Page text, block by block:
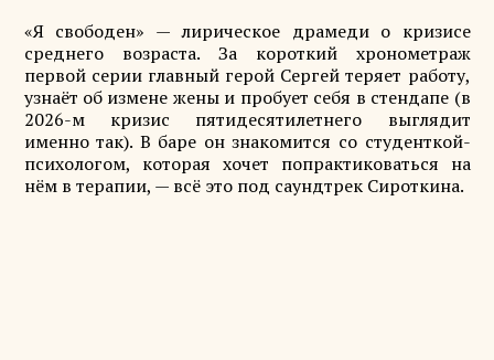
«Я свободен» — лирическое драмеди о кризисе
среднего возраста. За короткий хронометраж
первой серии главный герой Сергей теряет работу,
узнаёт об измене жены и пробует себя в стендапе (в
2026-м кризис пятидесятилетнего выглядит
именно так). В баре он знакомится со студенткой-
психологом, которая хочет попрактиковаться на
нём в терапии, — всё это под саундтрек Сироткина.